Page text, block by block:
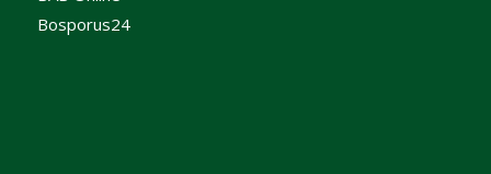
Bosporus24